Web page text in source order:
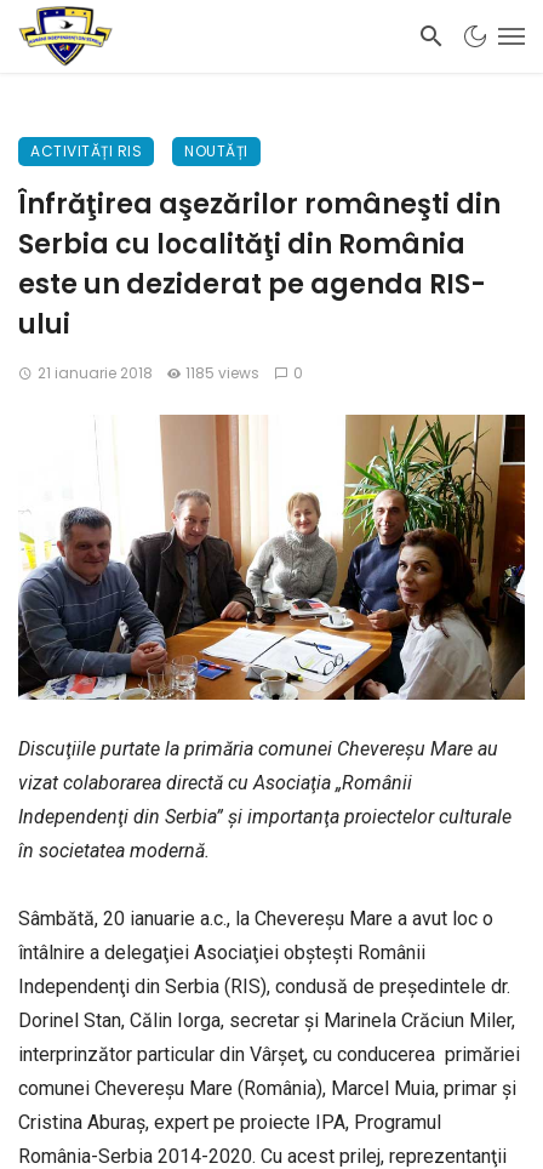
ACTIVITĂȚI RIS NOUTĂȚI
Înfrăţirea aşezărilor româneşti din
Serbia cu localităţi din România
este un deziderat pe agenda RIS-
ului
21 ianuarie 2018 1185 views 0
Discuţiile purtate la primăria comunei Chevereşu Mare au
vizat colaborarea directă cu Asociaţia „Românii
Independenţi din Serbia” şi importanţa proiectelor culturale
în societatea modernă.
Sâmbătă, 20 ianuarie a.c., la Chevereşu Mare a avut loc o
întâlnire a delegaţiei Asociaţiei obşteşti Românii
Independenţi din Serbia (RIS), condusă de preşedintele dr.
Dorinel Stan, Călin Iorga, secretar şi Marinela Crăciun Miler,
interprinzător particular din Vârşeţ, cu conducerea primăriei
comunei Chevereşu Mare (România), Marcel Muia, primar şi
Cristina Aburaş, expert pe proiecte IPA, Programul
România-Serbia 2014-2020. Cu acest prilej, reprezentanţii